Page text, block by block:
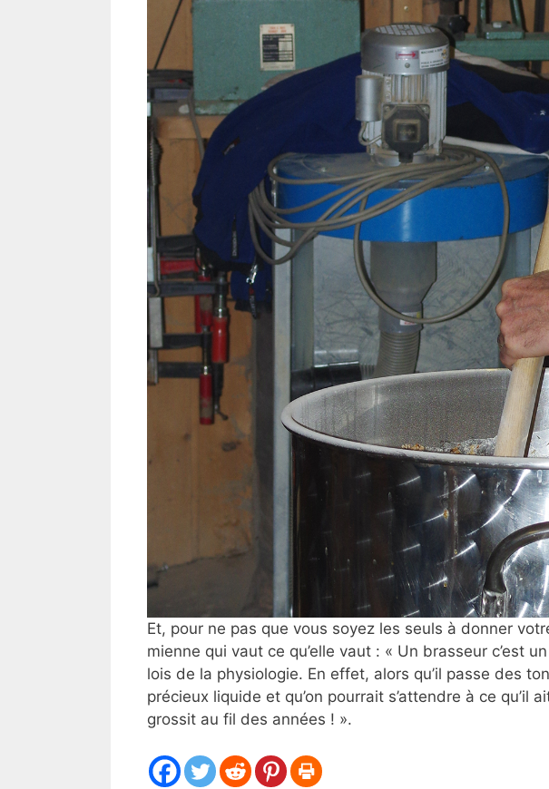
Et, pour ne pas que vous soyez les seuls à donner
mienne qui vaut ce qu’elle vaut : « Un brasseur c’est
lois de la physiologie. En effet, alors qu’il passe des
précieux liquide et qu’on pourrait s’attendre à ce qu’il
grossit au fil des années ! ».